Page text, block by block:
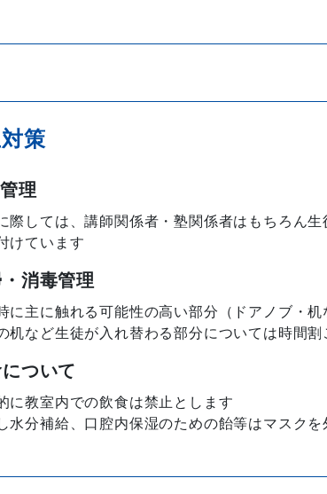
策
理
際しては、講師関係者・塾関係者はもちろん
けています
消毒管理
に主に触れる可能性の高い部分（ドアノブ・
机など生徒が入れ替わる部分については時間
ついて
に教室内での飲食は禁止とします
水分補給、口腔内保湿のための飴等はマスク